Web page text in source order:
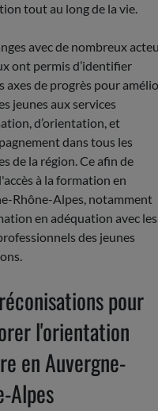
tout au long de la vie.
avec de nombreux
ont permis d’identifier
axes de progrès pour
jeunes aux services
d’orientation, et
dans tous les
de la région. Ce afin de
à la formation en
Rhône-Alpes, notamment
en adéquation avec les
des jeunes
pour
l'orientation
en Auvergne-
Alpes